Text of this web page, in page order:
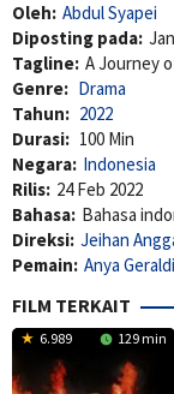
Oleh: Abdul Syapei
Diposting pada:
Tagline: A Journey
Genre: Drama
Tahun: 2022
Durasi: 100 Min
Negara: Indonesia
Rilis: 24 Feb 2022
Bahasa: Bahasa
Direksi: Jeihan
Pemain: Anya
FILM TERKAIT
6.989 129 min